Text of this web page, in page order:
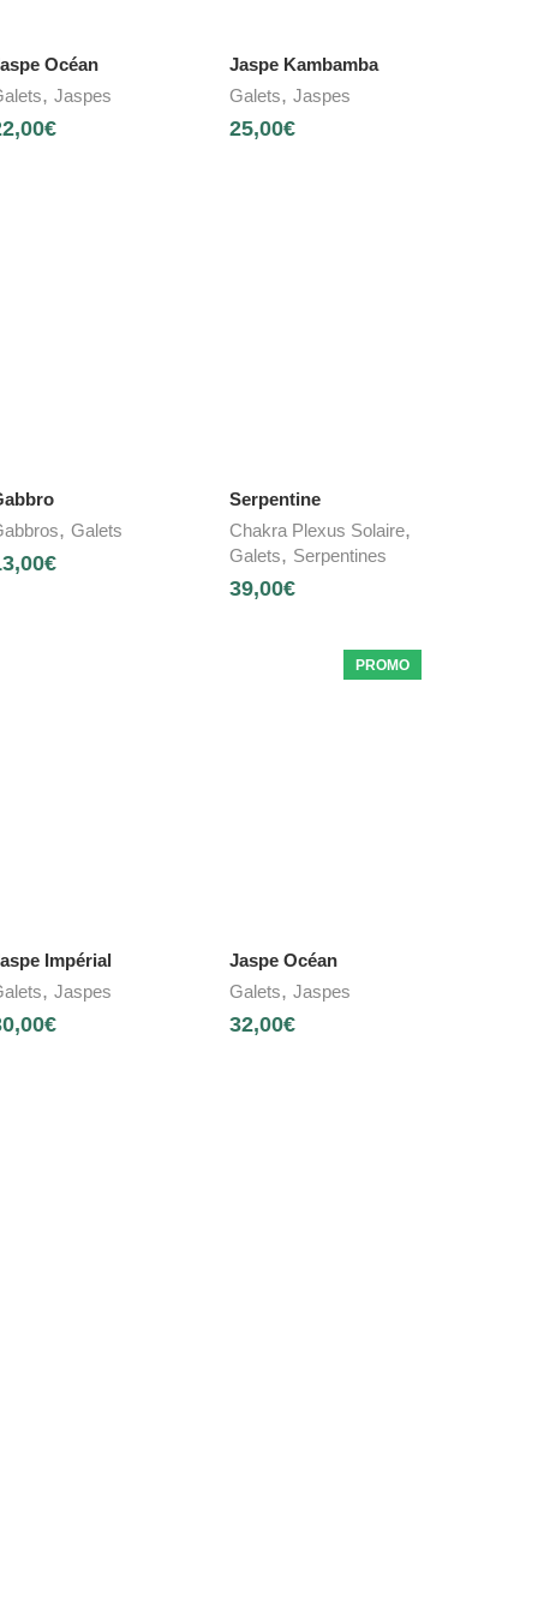
Océan
, Jaspes
€
Jaspe Kambamba
Galets,Jaspes
25,00€
, Galets
€
Serpentine
Chakra Plexus Solaire,
Galets, Serpentines
39,00€
Impérial
, Jaspes
€
PROMO
Jaspe Océan
Galets,Jaspes
32,00€